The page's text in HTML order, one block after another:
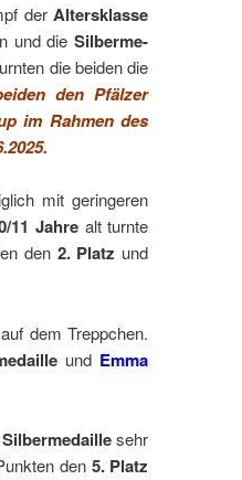
der Altersklasse
und dieSilberme-
die beiden die
den Pfälzer
im Rahmen des
mit geringeren
11 Jahrealt turnte
den 2. Platz und
dem Treppchen.
und Emma
Silbermedaillesehr
den 5. Platz